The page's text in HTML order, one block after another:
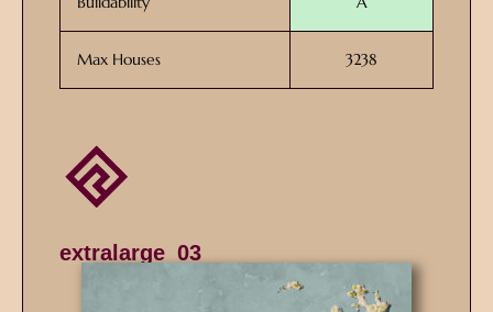
Max Houses 3238
extralarge_03